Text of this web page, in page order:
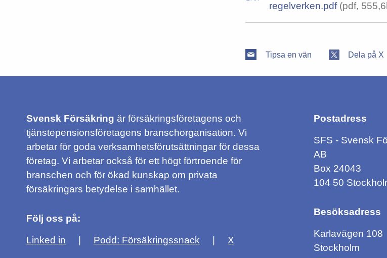
regelverken.pdf(pdf,
Tipsa en vän Dela på X
Svensk Försäkring är försäkringsföretagens och
tjänstepensionsföretagens branschorganisation. Vi
arbetar för goda verksamhetsförutsättningar för dessa
företag. Vi arbetar också för ett högt förtroende för
branschen och för ökad kunskap om privata
försäkringars betydelse i samhället.
Följ oss på:
Linked in Podd: Försäkringssnack X
Postadress
SFS - Svensk
AB
Box 24043
104 50
Besöksadress
Karlavägen 108
Stockholm